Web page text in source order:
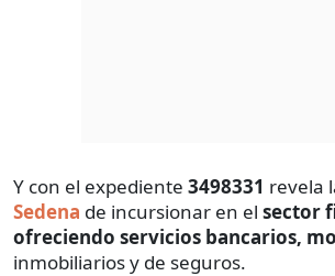
Y con el expediente 3498331 revela
Sedena de incursionar en el sector
ofreciendo servicios bancarios,
inmobiliarios y de seguros.